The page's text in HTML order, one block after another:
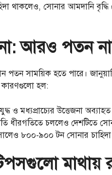
থাকলেও, সোনার আমদানি
আরও পতন
পতন সাময়িক হতে পারে।
কারণগুলো হল:
ও মধ্যপ্রাচ্যের উত্তেজনা
ধীরগতিতে চললেও দেশটিতে
৮০০-৯০০ টন সোনার চাহিদা
মাথায়